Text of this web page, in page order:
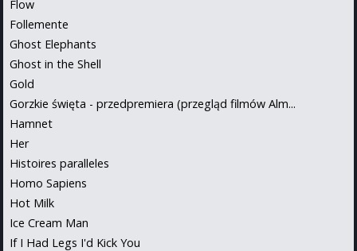
Flow
Follemente
Ghost Elephants
Ghost in the Shell
Gold
Gorzkie święta - przedpremiera (przegląd filmów Alm...
Hamnet
Her
Histoires paralleles
Homo Sapiens
Hot Milk
Ice Cream Man
If I Had Legs I'd Kick You